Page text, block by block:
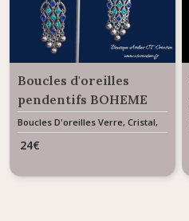
Boucles d'oreilles
pendentifs BOHEME
Bleu
Boucles D'oreilles Verre, Cristal,
Résine & Céramique
24€